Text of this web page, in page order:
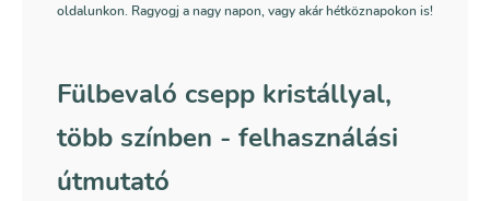
oldalunkon. Ragyogj a nagy napon, vagy akár hétköznapokon is!
Fülbevaló csepp kristállyal,
több színben - felhasználási
útmutató